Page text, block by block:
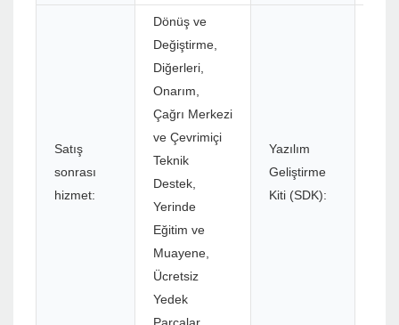
Satış
sonrası
hizmet:
Dönüş ve
Değiştirme,
Diğerleri,
Onarım,
Çağrı Merkezi
ve Çevrimiçi
Teknik
Destek,
Yerinde
Eğitim ve
Muayene,
Ücretsiz
Yedek
Yazılım
Geliştirme
Kiti (SDK):